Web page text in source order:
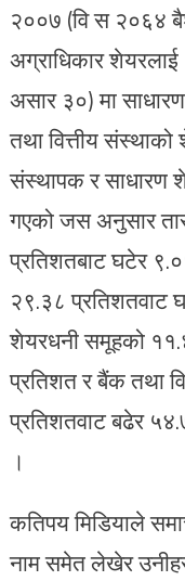
२००७ (वि स २०६४
अग्राधिकार
असार ३०) मा
तथा वित्तीय
संस्थापक र साधारण
गएको जस अनुसार
प्रतिशतबाट घटेर
२९.३८ प्रतिशतवाट
शेयरधनी समूहको
प्रतिशत र बैंक तथा
प्रतिशतवाट बढेर
।
कतिपय मिडियाले
नाम समेत लेखेर